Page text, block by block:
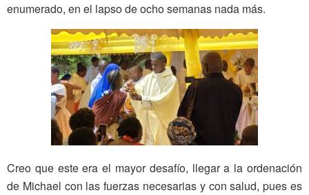
enumerado, en el lapso de ocho semanas nada más.
Creo que este era el mayor desafío, llegar a la ordenación
de Michael con las fuerzas necesarias y con salud, pues es